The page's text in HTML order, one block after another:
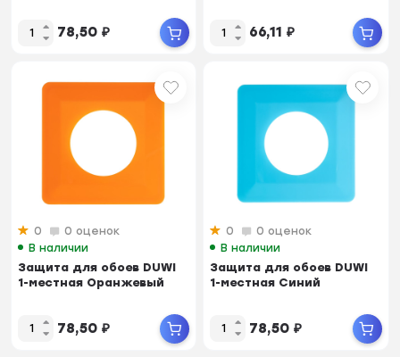
78,50 ₽ 66,11 ₽
0
0 оценок
В наличии
Защита для обоев DUWI
1-местная Оранжевый
78,50 ₽
0
0 оценок
В наличии
Защита для обоев DUWI
1-местная Синий
78,50 ₽